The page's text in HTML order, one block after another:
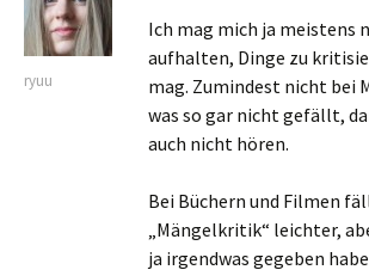
ryuu
Ich mag mich ja meistens
aufhalten, Dinge zu
mag. Zumindest nicht bei
was so gar nicht gefällt,
auch nicht hören.
Bei Büchern und Filmen
„Mängelkritik“ leichter,
ja irgendwas gegeben